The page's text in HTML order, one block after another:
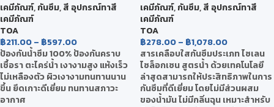
เคมีภัณฑ์,กันซึม,สี อุปกรณ์ทาสี
เคมีภัณฑ์
TOA
฿211.00– ฿597.00
ป้องกันน้ำซึม 100% ป้องกันคราบ
เชื้อรา ตะไคร่น้ำ เงางามสูง แห้งเร็ว
ไม่เหลืองตัว ผิวเงางามทนทานนาน
ขึ้น ยึดเกาะดีเยี่ยม ทนทานสภาวะ
อากาศ
เคมีภัณฑ์,กันซึม,สี อุปกรณ์ทาสี
เคมีภัณฑ์
TOA
฿278.00– ฿1,078.00
สารเคลือบใสกันซึมประเภท ไซเลน
ไซล็อกเซน สูตรน้ำ ด้วยเทคโนโลยี
ล่าสุดสามารถให้ประสิทธิภาพในการ
กันซึมที่ดีเยี่ยม โดยไม่มีส่วนผสม
ของน้ำมัน ไม่มีกลิ่นฉุน เหมาะสำหรับ